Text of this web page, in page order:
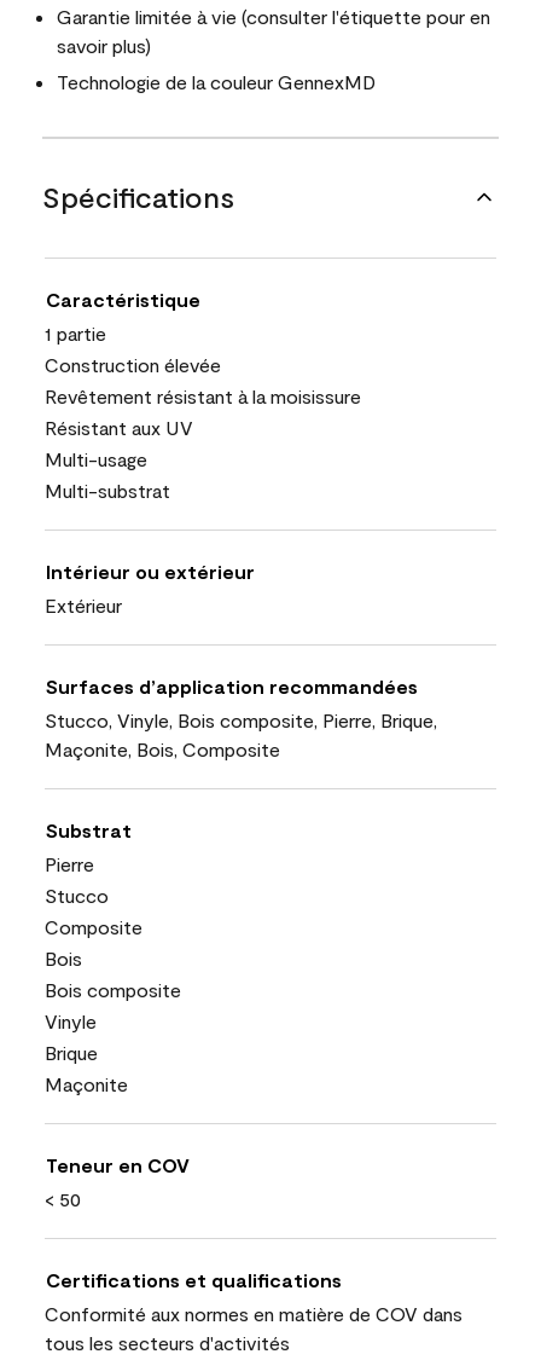
Garantie limitée à vie (consulter l'étiquette pour en
savoir plus)
Technologie de la couleur GennexMD
Spécifications
Caractéristique
1 partie
Construction élevée
Revêtement résistant à la moisissure
Résistant aux UV
Multi-usage
Multi-substrat
Intérieur ou extérieur
Extérieur
Surfaces d’application recommandées
Stucco, Vinyle, Bois composite, Pierre, Brique,
Maçonite, Bois, Composite
Substrat
Pierre
Stucco
Composite
Bois
Bois composite
Vinyle
Brique
Maçonite
Teneur en COV
< 50
Certifications et qualifications
Conformité aux normes en matière de COV dans
tous les secteurs d'activités